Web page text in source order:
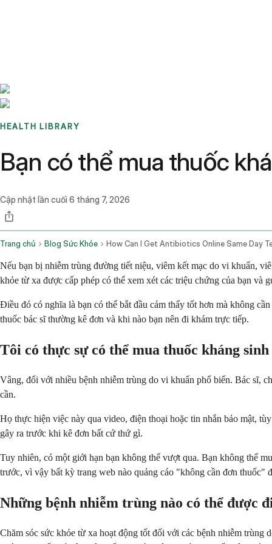
HEALTH LIBRARY
Bạn có thể mua thuốc
Cập nhật lần cuối 6 tháng 7, 2026
Trang chủ Blog Sức Khỏe
Nếu bạn bị nhiễm trùng đường tiết niệu, viêm kết mạc do vi khuẩn,
khỏe từ xa được cấp phép có thể xem xét các triệu chứng của bạn và
Điều đó có nghĩa là bạn có thể bắt đầu cảm thấy tốt hơn mà không
thuốc bác sĩ thường kê đơn và khi nào bạn nên đi khám trực tiếp.
Tôi có thực sự có thể mua thuốc kháng
Vâng, đối với nhiều bệnh nhiễm trùng do vi khuẩn phổ biến. Bác sĩ,
cần.
Họ thực hiện việc này qua video, điện thoại hoặc tin nhắn bảo mật,
gây ra trước khi kê đơn bất cứ thứ gì.
Tuy nhiên, có một giới hạn bạn không thể vượt qua. Bạn không thể
trước, vì vậy bất kỳ trang web nào quảng cáo "không cần đơn thuốc"
Những bệnh nhiễm trùng nào có thể được
Chăm sóc sức khỏe từ xa hoạt động tốt đối với các bệnh nhiễm trùng